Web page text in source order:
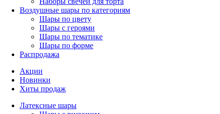
Воздушные шары по категориям
Шары по цвету
Шары с героями
Шары по тематике
Шары по форме
Распродажа
Акции
Новинки
Хиты продаж
Латексные шары